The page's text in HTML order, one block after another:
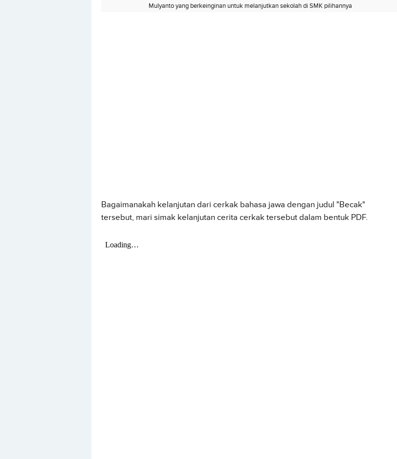
Mulyanto yang berkeinginan untuk melanjutkan sekolah di SMK pilihannya
Bagaimanakah kelanjutan dari cerkak bahasa jawa dengan judul "Becak"
tersebut, mari simak kelanjutan cerita cerkak tersebut dalam bentuk PDF.